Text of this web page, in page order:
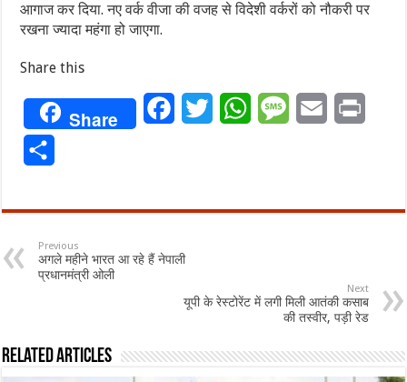
आगाज कर दिया. नए वर्क वीजा की वजह से विदेशी वर्करों को नौकरी पर
रखना ज्यादा महंगा हो जाएगा.
Share this
Share FacebookTwitterWhatsAppMessageEmail
Previous
अगले महीने भारत आ रहे हैं नेपाली
प्रधानमंत्री ओली
Next
यूपी के रेस्टोरेंट में लगी मिली आतंकी कसाब
की तस्वीर, पड़ी रेड
Related Articles